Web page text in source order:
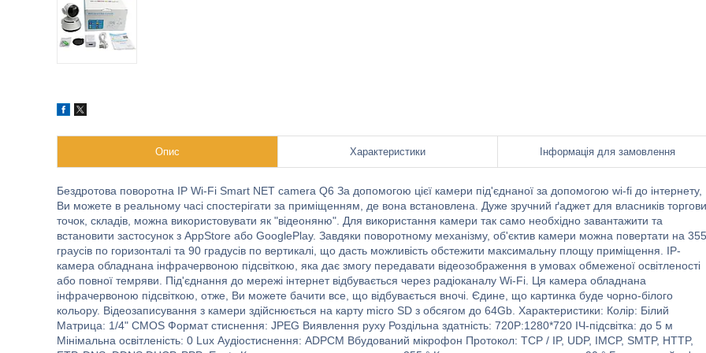
Опис Характеристики Інформація для замовлення
Бездротова поворотна IP Wi-Fi Smart NET camera Q6 За допомогою цієї камери під'єднаної за допомогою wi-fi до інтернету,
Ви можете в реальному часі спостерігати за приміщенням, де вона встановлена. Дуже зручний ґаджет для власників
точок, складів, можна використовувати як "відеоняню". Для використання камери так само необхідно завантажити та
встановити застосунок з AppStore або GooglePlay. Завдяки поворотному механізму, об'єктив камери можна повертати на 355
граусів по горизонталі та 90 градусів по вертикалі, що дасть можливість обстежити максимальну площу приміщення. IP-
камера обладнана інфрачервоною підсвіткою, яка дає змогу передавати відеозображення в умовах обмеженої освітленості
або повної темряви. Під'єднання до мережі інтернет відбувається через радіоканалу Wi-Fi. Ця камера обладнана
інфрачервоною підсвіткою, отже, Ви можете бачити все, що відбувається вночі. Єдине, що картинка буде чорно-білого
кольору. Відеозаписування з камери здійснюється на карту micro SD з обсягом до 64Gb. Характеристики: Колір: Білий
Матрица: 1/4" CMOS Формат стиснення: JPEG Виявлення руху Роздільна здатність: 720P:1280*720 ІЧ-підсвітка: до 5 м
Мінімальна освітленість: 0 Lux Аудіостиснення: ADPCM Вбудований мікрофон Протокол: TCP / IP, UDP, IMCP, SMTP, HTTP,